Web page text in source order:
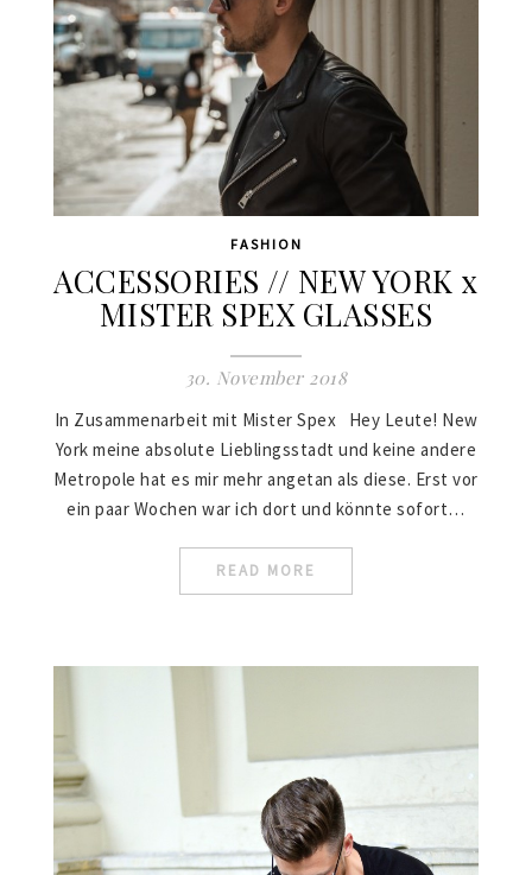
FASHION
ACCESSORIES // NEW YORK x
MISTER SPEX GLASSES
30. November 2018
In Zusammenarbeit mit Mister Spex Hey Leute! New
York meine absolute Lieblingsstadt und keine andere
Metropole hat es mir mehr angetan als diese. Erst vor
ein paar Wochen war ich dort und könnte sofort…
READ MORE